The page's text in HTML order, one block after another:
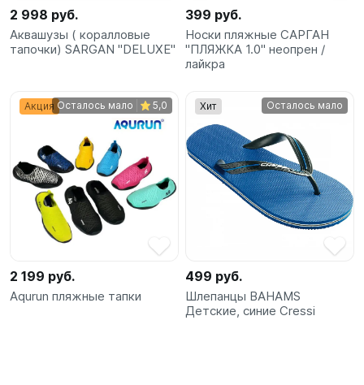
Подарочные
Карты
2 998 руб.
Аквашузы ( коралловые
тапочки) SARGAN "DELUXE"
399 руб.
Носки пляжные САРГАН
"ПЛЯЖКА 1.0" неопрен /
лайкра
Акция Осталось мало 5,0
2 199 руб.
Aqurun пляжные тапки
Хит Осталось мало
499 руб.
Шлепанцы BAHAMS
Детские, синие Cressi